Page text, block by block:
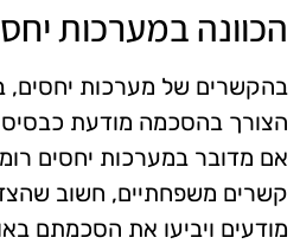
הכוונה במערכות
הצורך בהסכמה מודעת כבסיס
אם מדובר במערכות יחסים
קשרים משפחתיים, חשוב
מודעים ויביעו את הסכמתם